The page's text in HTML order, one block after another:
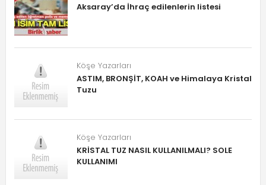
Aksaray’da İhraç edilenlerin listesi
Köşe Yazarları
ASTIM, BRONŞİT, KOAH ve Himalaya Kristal
Tuzu
Köşe Yazarları
KRİSTAL TUZ NASIL KULLANILMALI? SOLE
KULLANIMI